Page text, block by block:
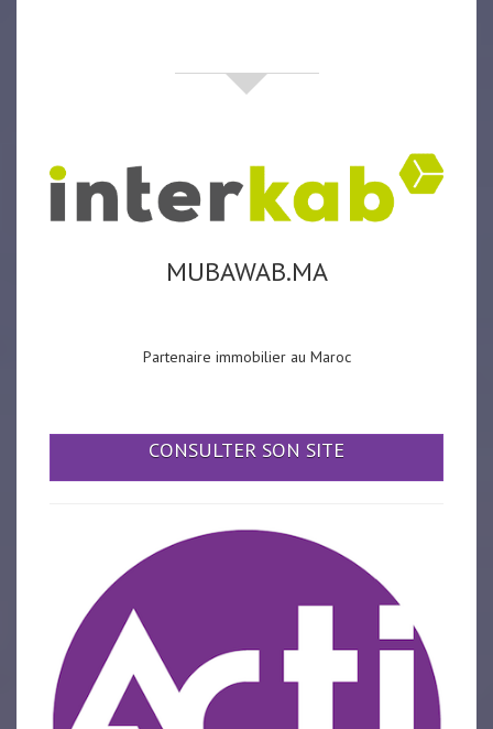
MUBAWAB.MA
Partenaire immobilier au Maroc
CONSULTER SON SITE